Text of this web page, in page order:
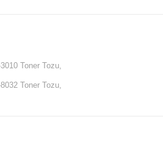
Toner Tozu,
Toner Tozu,